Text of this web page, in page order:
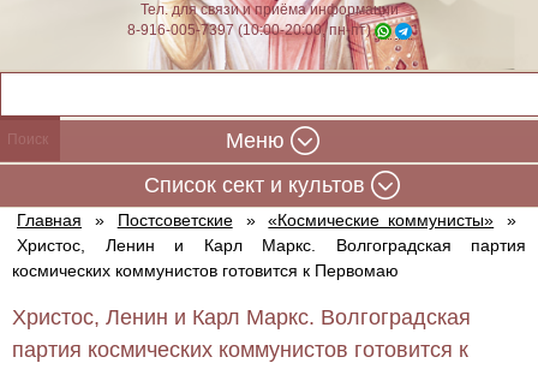
Тел. для связи и приёма информации
8-916-005-7397 (10:00-20:00, пн-пт)
Меню
Cписок сект и культов
Главная » Постсоветские » «Космические коммунисты»
»
Христос, Ленин и Карл Маркс. Волгоградская партия
космических коммунистов готовится к Первомаю
Христос, Ленин и Карл Маркс. Волгоградская
партия космических коммунистов готовится к